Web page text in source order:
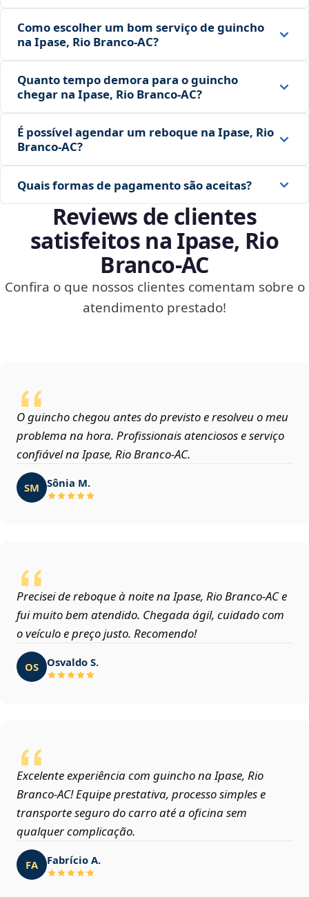
Como escolher um bom serviço de guincho
na Ipase, Rio Branco‑AC?
Quanto tempo demora para o guincho
chegar na Ipase, Rio Branco‑AC?
É possível agendar um reboque na Ipase, Rio
Branco‑AC?
Quais formas de pagamento são aceitas?
Reviews de clientes
satisfeitos na Ipase, Rio
Branco‑AC
Confira o que nossos clientes comentam sobre o
atendimento prestado!
O guincho chegou antes do previsto e resolveu o meu
problema na hora. Profissionais atenciosos e serviço
confiável na Ipase, Rio Branco‑AC.
SM Sônia M.
Precisei de reboque à noite na Ipase, Rio Branco‑AC e
fui muito bem atendido. Chegada ágil, cuidado com
o veículo e preço justo. Recomendo!
OS Osvaldo S.
Excelente experiência com guincho na Ipase, Rio
Branco‑AC! Equipe prestativa, processo simples e
transporte seguro do carro até a oficina sem
qualquer complicação.
FA Fabrício A.